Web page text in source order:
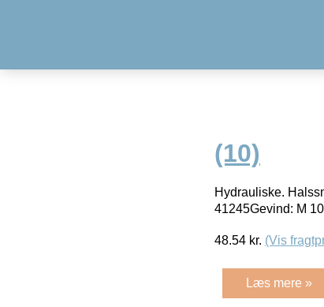
(10)
Hydrauliske.
41245Gevind: M
48.54 kr. (Vis
Læs mere »